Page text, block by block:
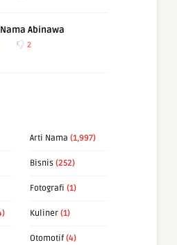
Abinawa
2
Arti Nama (1,997)
Bisnis (252)
Fotografi (1)
Kuliner (1)
Otomotif (4)